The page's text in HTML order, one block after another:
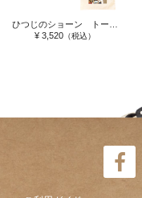
¥ 3,520 （税込）